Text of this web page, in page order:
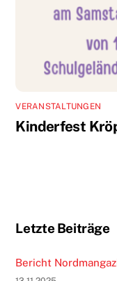
VERANSTALTUNGEN
Kinderfest
Letzte Beiträge
Bericht